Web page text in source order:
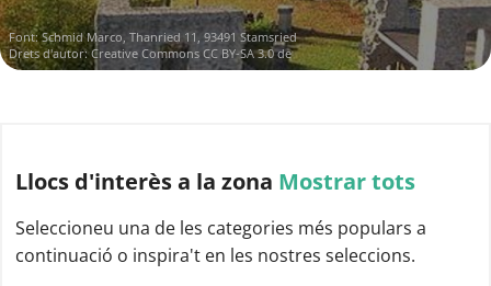
Font:Schmid Marco, Thanried 11, 93491 Stamsried
Drets d'autor:Creative Commons CC BY-SA 3.0 de
Llocs d'interèsa la zona Mostrar tots
Seleccioneu una de les categories més populars a
continuació o inspira't en les nostres seleccions.